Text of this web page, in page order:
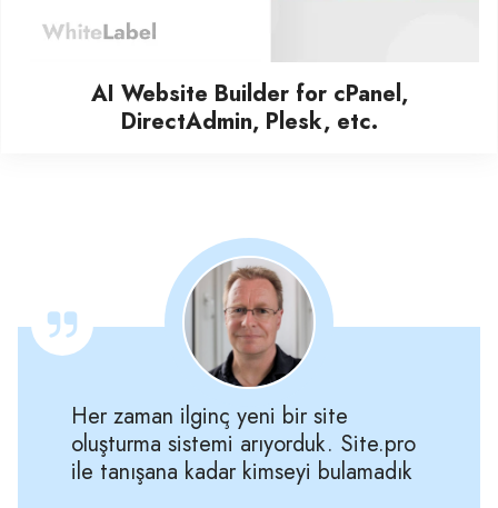
AI Website Builder for cPanel,
DirectAdmin, Plesk, etc.
Her zaman ilginç yeni bir site
oluşturma sistemi arıyorduk. Site.pro
ile tanışana kadar kimseyi bulamadık